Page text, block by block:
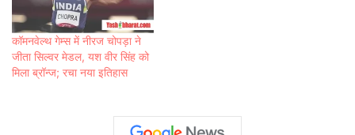
कॉमनवेल्थ गेम्स में नीरज चोपड़ा ने
जीता सिल्वर मेडल, यश वीर सिंह को
मिला ब्रॉन्ज; रचा नया इतिहास